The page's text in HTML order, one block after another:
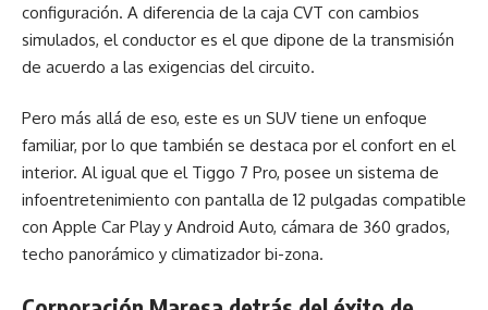
configuración. A diferencia de la caja CVT con cambios
simulados, el conductor es el que dipone de la transmisión
de acuerdo a las exigencias del circuito.
Pero más allá de eso, este es un SUV tiene un enfoque
familiar, por lo que también se destaca por el confort en el
interior. Al igual que el Tiggo 7 Pro, posee un sistema de
infoentretenimiento con pantalla de 12 pulgadas compatible
con Apple Car Play y Android Auto, cámara de 360 grados,
techo panorámico y climatizador bi-zona.